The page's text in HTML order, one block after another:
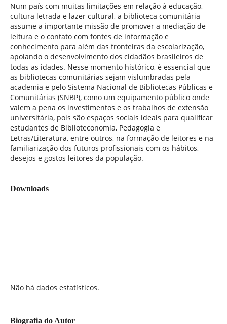
Num país com muitas limitações em relação à educação,
cultura letrada e lazer cultural, a biblioteca comunitária
assume a importante missão de promover a mediação de
leitura e o contato com fontes de informação e
conhecimento para além das fronteiras da escolarização,
apoiando o desenvolvimento dos cidadãos brasileiros de
todas as idades. Nesse momento histórico, é essencial que
as bibliotecas comunitárias sejam vislumbradas pela
academia e pelo Sistema Nacional de Bibliotecas Públicas e
Comunitárias (SNBP), como um equipamento público onde
valem a pena os investimentos e os trabalhos de extensão
universitária, pois são espaços sociais ideais para qualificar
estudantes de Biblioteconomia, Pedagogia e
Letras/Literatura, entre outros, na formação de leitores e na
familiarização dos futuros profissionais com os hábitos,
desejos e gostos leitores da população.
Downloads
Não há dados estatísticos.
Biografia do Autor